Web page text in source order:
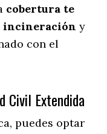
cobertura te
incineración y
con el
Civil Extendida
puedes optar